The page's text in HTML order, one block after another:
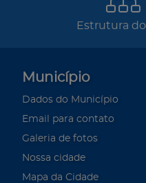
Estrutura
Município
Dados do Município
Email para contato
Galeria de fotos
Nossa cidade
Mapa da Cidade